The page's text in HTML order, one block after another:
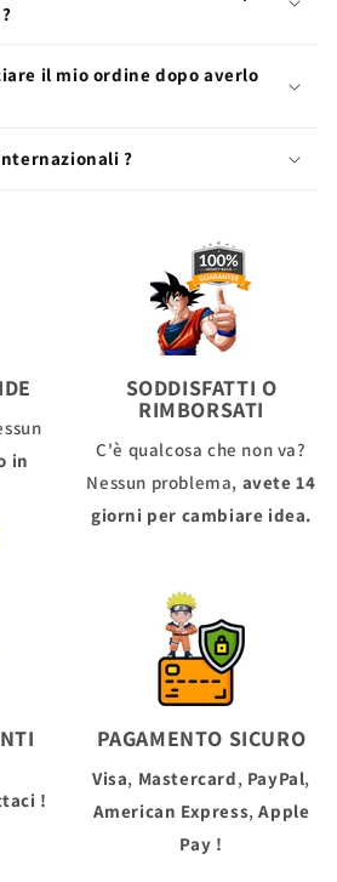
il mio ordine dopo averlo
?
in
SODDISFATTI O
RIMBORSATI
C'è qualcosa che non va?
Nessun problema, avete 14
giorni per cambiare idea.
!
PAGAMENTO SICURO
Visa, Mastercard, PayPal,
American Express,Apple
Pay !